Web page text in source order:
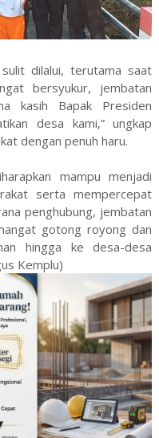
dilalui, terutama saat
bersyukur, jembatan
kasih Bapak Presiden
desa kami,” ungkap
dengan penuh haru.
mampu menjadi
serta mempercepat
penghubung, jembatan
gotong royong dan
hingga ke desa-desa
Kemplu)